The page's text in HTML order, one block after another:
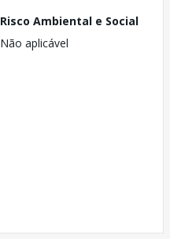
Risco Ambiental e Social
Não aplicável